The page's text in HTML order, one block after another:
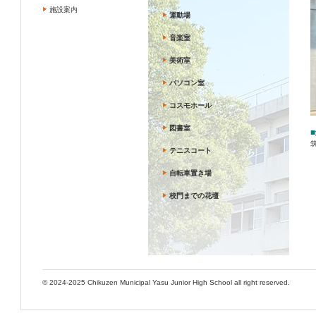
■
運動場
音楽室
美術室
パソコン室
コスモホール
図書室
テニスコート
自転車置き場
校門までの花壇
施設案内
© 2024-2025 Chikuzen Municipal Yasu Junior High School all right reserved.